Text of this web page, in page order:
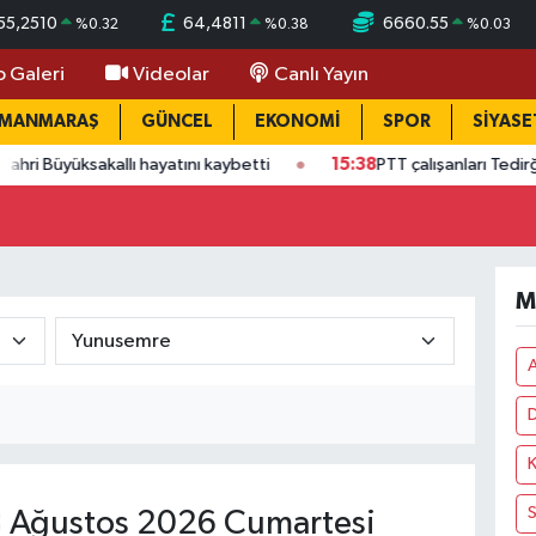
%0.32 64,4811 %0.38 6660.55 %0.03
Galeri Videolar Canlı Yayın
GÜNCEL EKONOMİ SPOR
hayatını kaybetti 15:38 PTT çalışanları Tedirğin! Ateş:
2026 Cumartesi